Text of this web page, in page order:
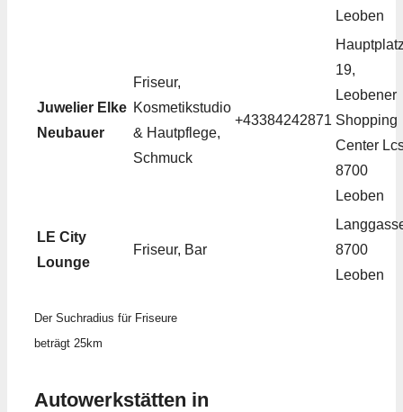
Leoben
Juwelier Elke
Neubauer
Friseur,
Kosmetikstudio
& Hautpflege,
Schmuck
+43384242871
19,
Leobener
Shopping
Center
8700
Leoben
LE City
Lounge
Friseur, Bar
8700
Leoben
Der Suchradius für Friseure
beträgt 25km
Autowerkstätten in